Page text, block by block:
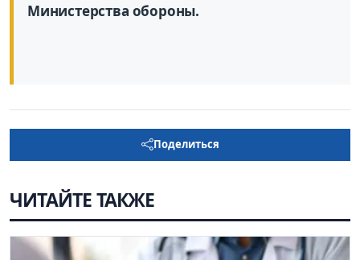
Министерства обороны.
Поделиться
ЧИТАЙТЕ ТАКЖЕ